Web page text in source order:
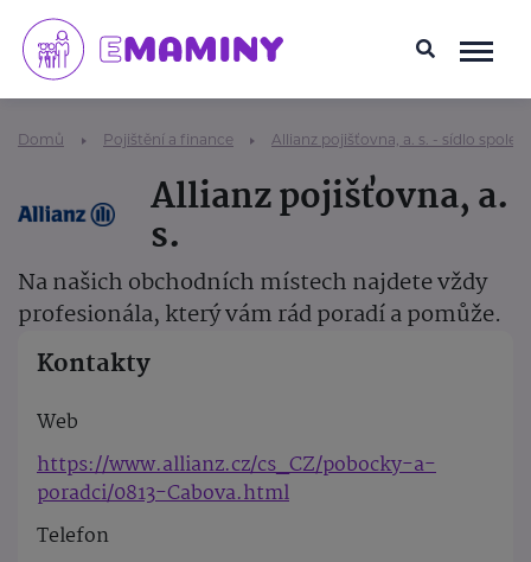
Domů Pojištění a finance Allianz pojišťovna, a. s. - sídlo
Allianz pojišťovna, a.
s.
Na našich obchodních místech najdete vždy
profesionála, který vám rád poradí a pomůže.
Kontakty
Web
https://www.allianz.cz/cs_CZ/pobocky-a-
poradci/0813-Cabova.html
Telefon